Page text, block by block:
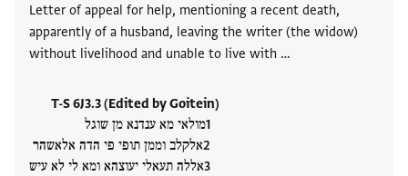
Letter of appeal for help, mentioning a recent death,
apparently of a husband, leaving the writer (the widow)
without livelihood and unable to live with …
T-S 6J3.3 (Edited by Goitein)
מולאי מא ענדנא מן שוגל
אלקלב וממן תופי פי הדה אלאשהר
אללה תעאלי יעוצהא ומא לי לא עיש